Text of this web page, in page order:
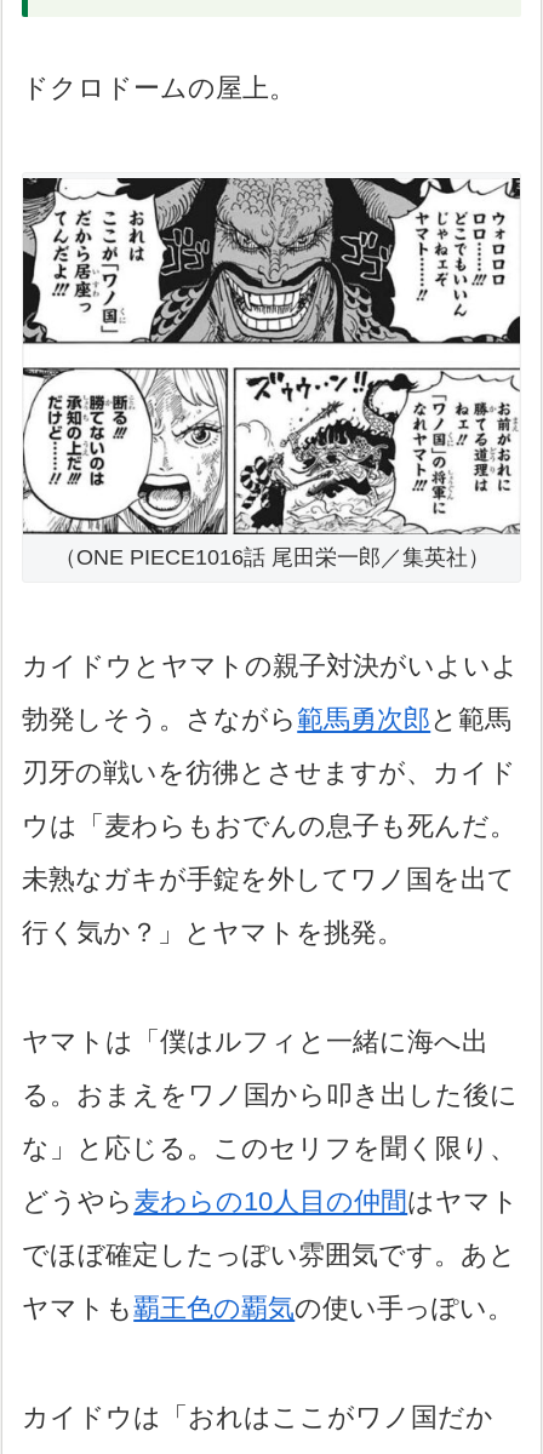
ドクロドームの屋上。
（ONE PIECE1016話 尾田栄一郎／集英社）
カイドウとヤマトの親子対決がいよいよ
勃発しそう。さながら範馬勇次郎と範馬
刃牙の戦いを彷彿とさせますが、カイド
ウは「麦わらもおでんの息子も死んだ。
未熟なガキが手錠を外してワノ国を出て
行く気か？」とヤマトを挑発。
ヤマトは「僕はルフィと一緒に海へ出
る。おまえをワノ国から叩き出した後に
な」と応じる。このセリフを聞く限り、
どうやら 麦わらの10人目の仲間はヤマト
でほぼ確定したっぽい雰囲気です。あと
ヤマトも覇王色の覇気の使い手っぽい。
カイドウは「おれはここがワノ国だか